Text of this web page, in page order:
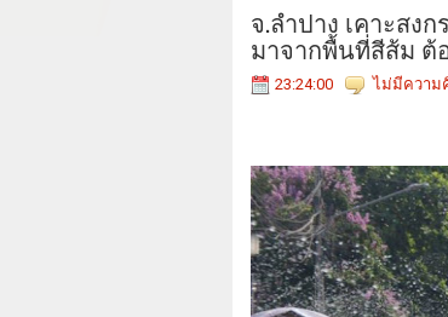
จ.ลำปาง เคาะสง
มาจากพื้นที่สีส้ม ต้
23:24:00 ไม่มีความ